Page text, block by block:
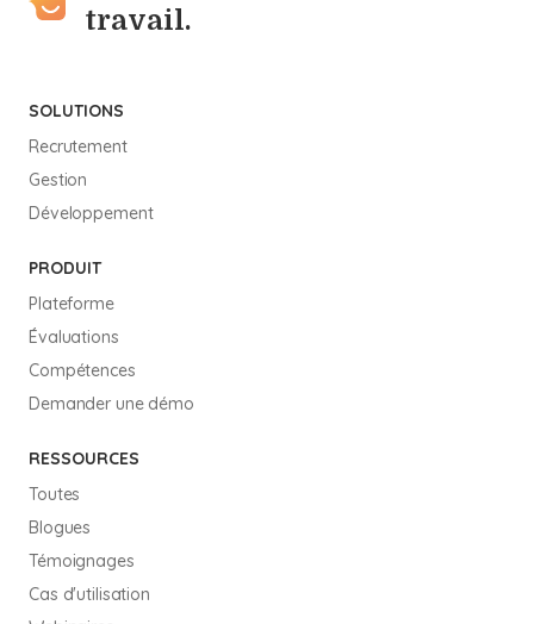
travail.
SOLUTIONS
Recrutement
Gestion
Développement
PRODUIT
Plateforme
Évaluations
Compétences
Demander une démo
RESSOURCES
Toutes
Blogues
Témoignages
Cas d'utilisation